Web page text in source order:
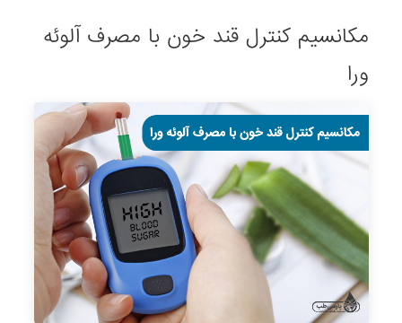
مکانسیم کنترل قند خون با مصرف آلوئه
ورا